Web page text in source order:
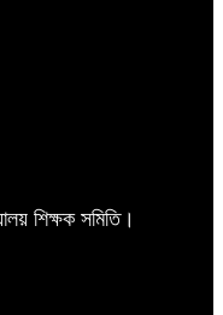
শিক্ষক সমিতি।